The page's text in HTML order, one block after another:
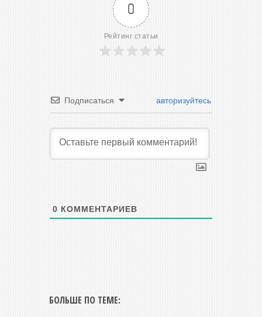
0
Рейтинг статьи
Подписаться авторизуйтесь
0 КОММЕНТАРИЕВ
БОЛЬШЕ ПО ТЕМЕ: